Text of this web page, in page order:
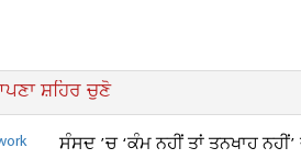
ਸ਼ਹਿਰ ਚੁਣੋ
ਸੰਸਦ ’ਚ ‘ਕੰਮ ਨਹੀਂ ਤਾਂ ਤਨਖਾਹ ਨਹੀਂ’